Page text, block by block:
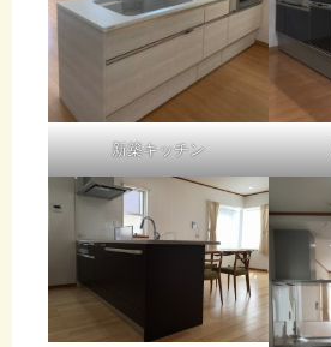
新築キッチン